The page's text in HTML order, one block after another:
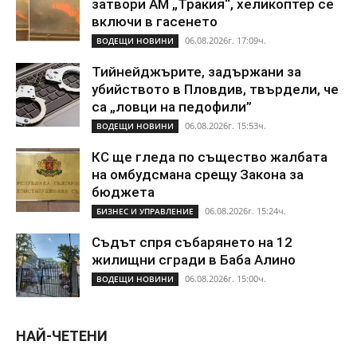
затвори АМ „Тракия“, хеликоптер се
включи в гасенето
ВОДЕЩИ НОВИНИ 06.08.2026г. 17:09ч.
Тийнейджърите, задържани за
убийството в Пловдив, твърдели, че
са „ловци на педофили”
ВОДЕЩИ НОВИНИ 06.08.2026г. 15:53ч.
КС ще гледа по същество жалбата
на омбудсмана срещу Закона за
бюджета
БИЗНЕС И УПРАВЛЕНИЕ 06.08.2026г. 15:24ч.
Съдът спря събарянето на 12
жилищни сгради в Баба Алино
ВОДЕЩИ НОВИНИ 06.08.2026г. 15:00ч.
НАЙ-ЧЕТЕНИ